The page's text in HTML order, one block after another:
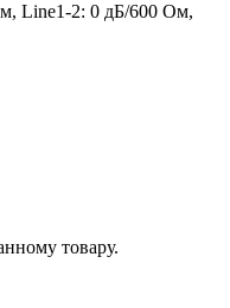
Line1-2: 0 дБ/600 Ом,
товару.